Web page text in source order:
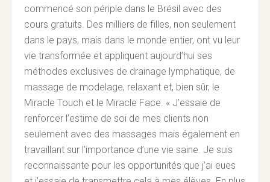
commencé son périple dans le Brésil avec des
cours gratuits. Des milliers de filles, non seulement
dans le pays, mais dans le monde entier, ont vu leur
vie transformée et appliquent aujourd’hui ses
méthodes exclusives de drainage lymphatique, de
massage de modelage, relaxant et, bien sûr, le
Miracle Touch et le Miracle Face. « J’essaie de
renforcer l’estime de soi de mes clients non
seulement avec des massages mais également en
travaillant sur l’importance d’une vie saine. Je suis
reconnaissante pour les opportunités que j’ai eues